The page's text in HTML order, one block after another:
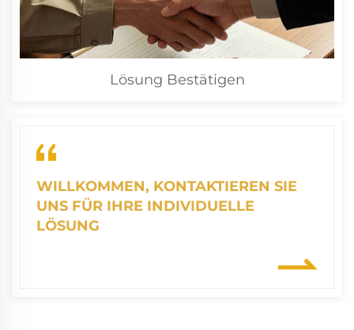
Lösung Bestätigen
WILLKOMMEN, KONTAKTIEREN SIE
UNS FÜR IHRE INDIVIDUELLE
LÖSUNG